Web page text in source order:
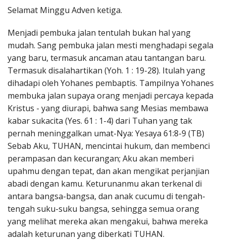
Penerbitan
Selamat Minggu Adven ketiga.
Menjadi pembuka jalan tentulah bukan hal yang
mudah. Sang pembuka jalan mesti menghadapi segala
yang baru, termasuk ancaman atau tantangan baru.
Termasuk disalahartikan (Yoh. 1 : 19-28). Itulah yang
dihadapi oleh Yohanes pembaptis. Tampilnya Yohanes
membuka jalan supaya orang menjadi percaya kepada
Kristus - yang diurapi, bahwa sang Mesias membawa
kabar sukacita (Yes. 61 : 1-4) dari Tuhan yang tak
pernah meninggalkan umat-Nya: Yesaya 61:8-9 (TB)
Sebab Aku, TUHAN, mencintai hukum, dan membenci
perampasan dan kecurangan; Aku akan memberi
upahmu dengan tepat, dan akan mengikat perjanjian
abadi dengan kamu. Keturunanmu akan terkenal di
antara bangsa-bangsa, dan anak cucumu di tengah-
tengah suku-suku bangsa, sehingga semua orang
yang melihat mereka akan mengakui, bahwa mereka
adalah keturunan yang diberkati TUHAN.